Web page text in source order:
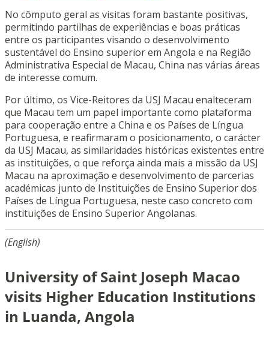
No cômputo geral as visitas foram bastante positivas,
permitindo partilhas de experiências e boas práticas
entre os participantes visando o desenvolvimento
sustentável do Ensino superior em Angola e na Região
Administrativa Especial de Macau, China nas várias áreas
de interesse comum.
Por último, os Vice-Reitores da USJ Macau enalteceram
que Macau tem um papel importante como plataforma
para cooperação entre a China e os Países de Língua
Portuguesa, e reafirmaram o posicionamento, o carácter
da USJ Macau, as similaridades históricas existentes entre
as instituições, o que reforça ainda mais a missão da USJ
Macau na aproximação e desenvolvimento de parcerias
académicas junto de Instituições de Ensino Superior dos
Países de Língua Portuguesa, neste caso concreto com
instituições de Ensino Superior Angolanas.
(English)
University of Saint Joseph Macao
visits Higher Education Institutions
in Luanda, Angola